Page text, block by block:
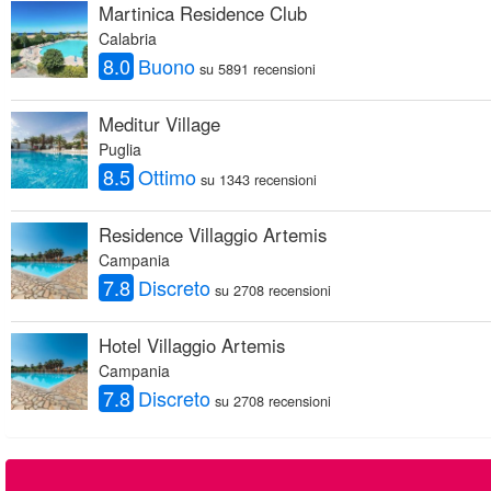
Martinica Residence Club
Calabria
8.0 Buono su 5891 recensioni
Meditur Village
Puglia
8.5 Ottimo su 1343 recensioni
Residence Villaggio Artemis
Campania
7.8 Discreto su 2708 recensioni
Hotel Villaggio Artemis
Campania
7.8 Discreto su 2708 recensioni